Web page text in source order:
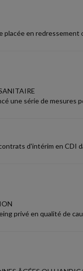
en redressement
une série de mesures
d'intérim en CDI
privé en qualité de